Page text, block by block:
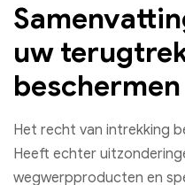
uw
beschermen
Het recht van intrekking
Heeft echter
wegwerpproducten en